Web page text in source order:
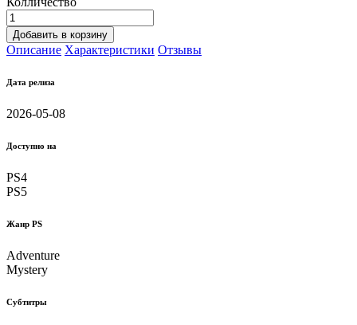
Добавить в корзину
Описание Характеристики Отзывы
Дата релиза
2026-05-08
Доступно на
PS4
PS5
Жанр PS
Adventure
Mystery
Субтитры